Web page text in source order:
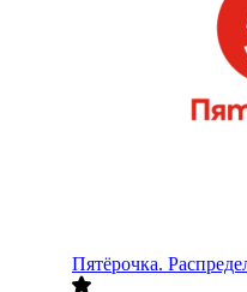
Пятёрочка.